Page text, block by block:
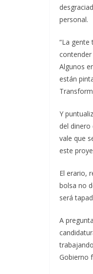
personal.
“La gente
contender
Algunos
están
Y
del
vale que
este
El erario,
bolsa no
será
A
Gobierno